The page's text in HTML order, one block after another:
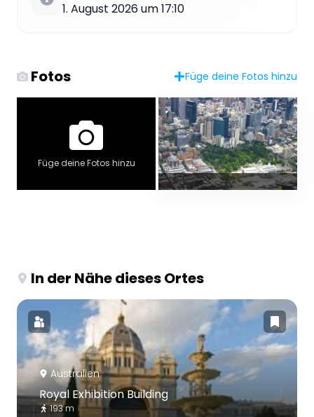
1. August 2026 um 17:10
Fotos Füge deine Fotos hinzu
Füge deine Fotos hinzu
In der Nähe dieses Ortes
Australien
Royal Exhibition Building
193 m